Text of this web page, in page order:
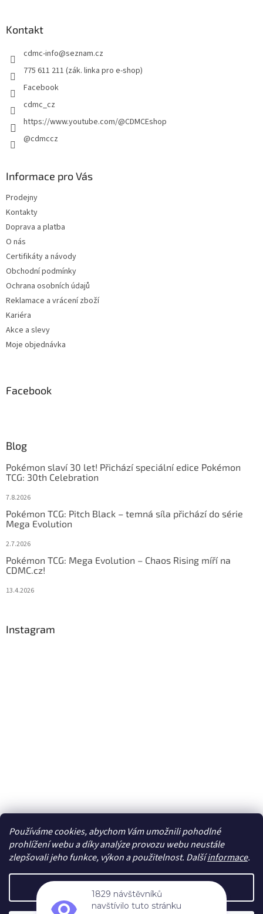
Používáme cookies, abychom Vám umožnili pohodlné
prohlížení webu a díky analýze provozu webu neustále
zlepšovali jeho funkce, výkon a použitelnost. Dalšíinformace.
Nastavení
Kontakt
cdmc-info@seznam.cz
775 611 211 (zák. linka pro e-shop)
Facebook
cdmc_cz
https://www.youtube.com/@CDMCEshop
@cdmccz
Informace pro Vás
Prodejny
Kontakty
Doprava a platba
O nás
Certifikáty a návody
Obchodní podmínky
Ochrana osobních údajů
Reklamace a vrácení zboží
Kariéra
Akce a slevy
Moje objednávka
Facebook
Blog
Pokémon slaví 30 let! Přichází speciální edice Pokémon
TCG: 30th Celebration
7.8.2026
Pokémon TCG: Pitch Black – temná síla přichází do série
Mega Evolution
2.7.2026
Pokémon TCG: Mega Evolution – Chaos Rising míří na
CDMC.cz!
13.4.2026
Instagram
Sledovat na Instagramu
Vytvořil Shoptet
1829 návštěvníků
navštívilo tuto stránku